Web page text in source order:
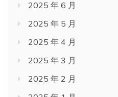
2025 年 6 月
2025 年 5 月
2025 年 4 月
2025 年 3 月
2025 年 2 月